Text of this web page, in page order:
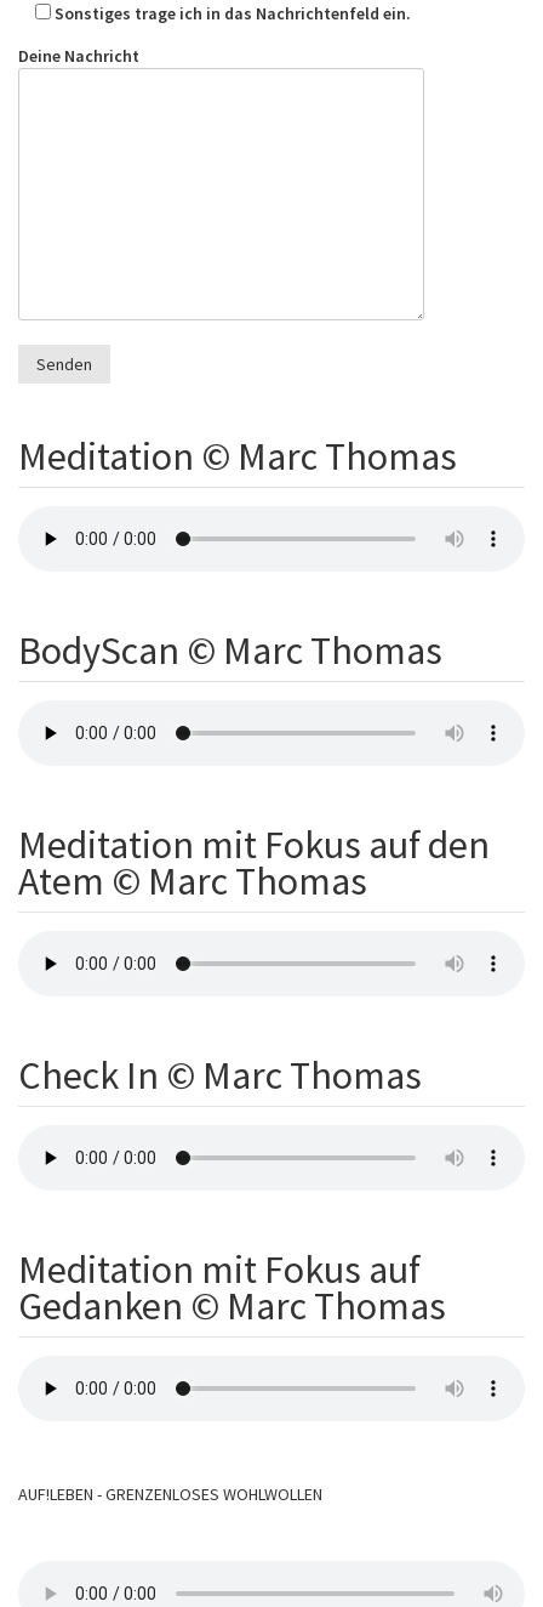
Sonstiges trage ich in das Nachrichtenfeld ein.
Deine Nachricht
Meditation © Marc Thomas
BodyScan © Marc Thomas
Meditation mit Fokus auf den
Atem © Marc Thomas
Check In © Marc Thomas
Meditation mit Fokus auf
Gedanken © Marc Thomas
AUF!LEBEN - GRENZENLOSES WOHLWOLLEN